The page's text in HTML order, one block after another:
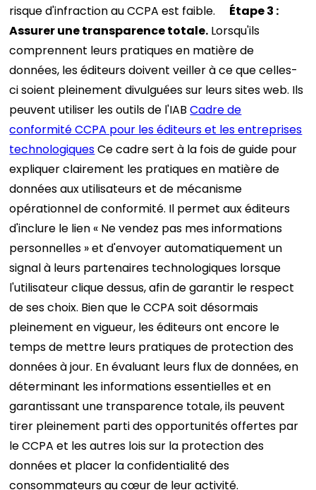
risque d'infraction au CCPA est faible.
Étape 3 :
Assurer une transparence totale. Lorsqu'ils
comprennent leurs pratiques en matière de
données, les éditeurs doivent veiller à ce que celles-
ci soient pleinement divulguées sur leurs sites web. Ils
peuvent utiliser les outils de l'IABCadre de
conformité CCPA pour les éditeurs et les entreprises
technologiquesCe cadre sert à la fois de guide pour
expliquer clairement les pratiques en matière de
données aux utilisateurs et de mécanisme
opérationnel de conformité. Il permet aux éditeurs
d'inclure le lien « Ne vendez pas mes informations
personnelles » et d'envoyer automatiquement un
signal à leurs partenaires technologiques lorsque
l'utilisateur clique dessus, afin de garantir le respect
de ses choix. Bien que le CCPA soit désormais
pleinement en vigueur, les éditeurs ont encore le
temps de mettre leurs pratiques de protection des
données à jour. En évaluant leurs flux de données, en
déterminant les informations essentielles et en
garantissant une transparence totale, ils peuvent
tirer pleinement parti des opportunités offertes par
le CCPA et les autres lois sur la protection des
données et placer la confidentialité des
consommateurs au cœur de leur activité.